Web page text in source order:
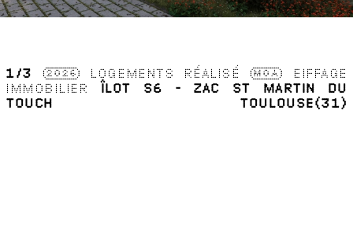
1 /3 2026 LOGEMENTS RÉALISÉ MOA
EIFFAGE
IMMOBILIER
ÎLOT S6 - ZAC ST MARTIN DU
TOUCH
TOULOUSE(31)